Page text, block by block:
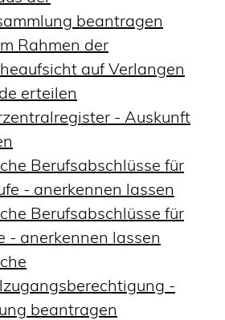
beantragen
Rahmen der
auf Verlangen
erteilen
- Auskunft
Berufsabschlüsse für
- anerkennen lassen
Berufsabschlüsse für
- anerkennen lassen
-
beantragen